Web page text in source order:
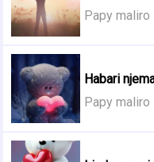
Papy maliro
Habari
Papy maliro